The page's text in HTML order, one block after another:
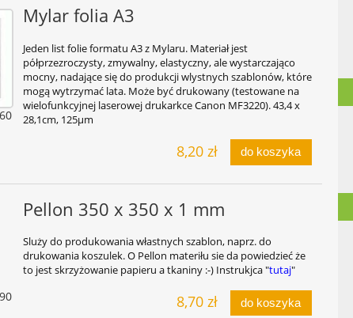
Mylar folia A3
Jeden list folie formatu A3 z Mylaru. Materiał jest
półprzezroczysty, zmywalny, elastyczny, ale wystarczająco
mocny, nadające się do produkcji wlystnych szablonów, które
mogą wytrzymać lata. Może być drukowany (testowane na
wielofunkcyjnej laserowej drukarkce Canon MF3220). 43,4 x
28,1cm, 125µm
8,20 zł do koszyka
Pellon 350 x 350 x 1 mm
Sluży do produkowania włastnych szablon, naprz. do
drukowania koszulek. O Pellon materiłu sie da powiedzieć że
to jest skrzyżowanie papieru a tkaniny :-) Instrukjca "tutaj"
8,70 zł do koszyka